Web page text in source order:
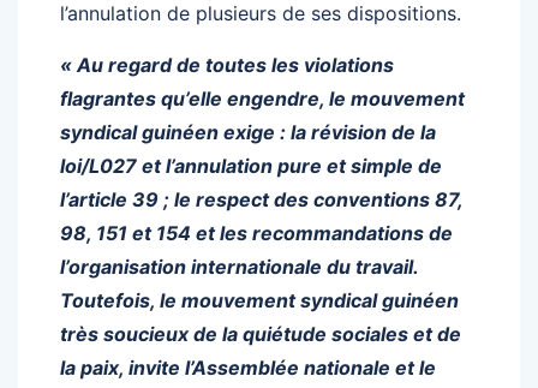
l’annulation de plusieurs de ses dispositions.
« Au regard de toutes les violations
flagrantes qu’elle engendre, le mouvement
syndical guinéen exige : la révision de la
loi/L027 et l’annulation pure et simple de
l’article 39 ; le respect des conventions 87,
98, 151 et 154 et les recommandations de
l’organisation internationale du travail.
Toutefois, le mouvement syndical guinéen
très soucieux de la quiétude sociales et de
la paix, invite l’Assemblée nationale et le